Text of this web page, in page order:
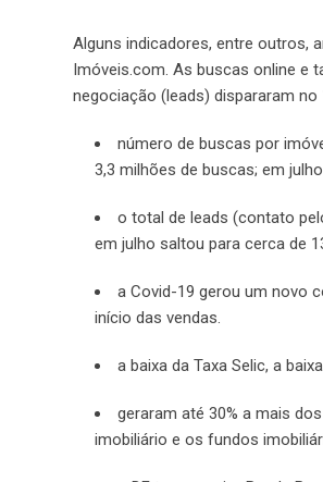
Alguns indicadores, entre outros,
Imóveis.com. As buscas online e
negociação (leads) dispararam no
número de buscas por
3,3 milhões de buscas; em
o total de leads (contato
em julho saltou para cerca de
a Covid-19 gerou um novo
início das vendas.
a baixa da Taxa Selic, a
geraram até 30% a mais
imobiliário e os fundos